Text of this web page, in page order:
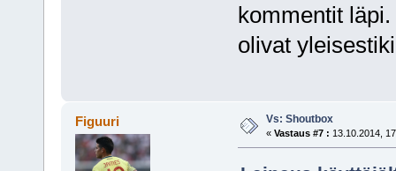
kommentit
olivat
Figuuri Vs: Shoutbox
« Vastaus #7 : 13.10.2014,